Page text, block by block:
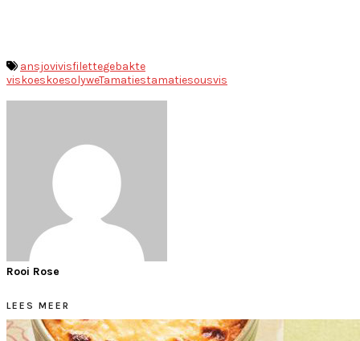
ansjovivisfilettegebakte
viskoeskoesolyweTamatiestamatiesousvis
Rooi Rose
LEES MEER